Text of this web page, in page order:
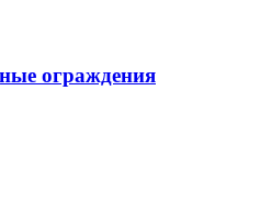
ограждения